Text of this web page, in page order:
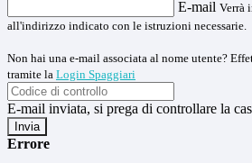
E-mail Verrà
all'indirizzo indicato con le istruzioni necessarie.
Non hai una e-mail associata al nome utente?
tramite la Login Spaggiari
E-mail inviata, si prega di controllare la
Errore